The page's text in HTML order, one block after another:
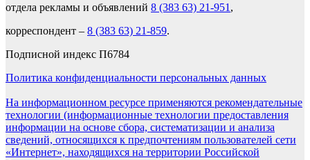
отдела рекламы и объявлений 8 (383 63) 21-951 ,
корреспондент – 8 (383 63) 21-859.
Подписной индекс П6784
Политика конфиденциальности персональных данных
На информационном ресурсе применяются рекомендательные
технологии (информационные технологии предоставления
информации на основе сбора, систематизации и анализа
сведений, относящихся к предпочтениям пользователей сети
«Интернет», находящихся на территории Российской